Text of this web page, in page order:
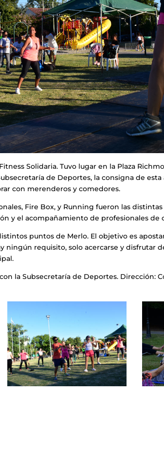
Solidaria. Tuvo lugar en la Plaza
de Deportes, la consigna de
con merenderos y comedores.
Fire Box, y Running fueron las
y el acompañamiento de profesionales de
puntos de Merlo. El objetivo es
ningún requisito, solo acercarse y disfrutar
la Subsecretaría de Deportes. Dirección: